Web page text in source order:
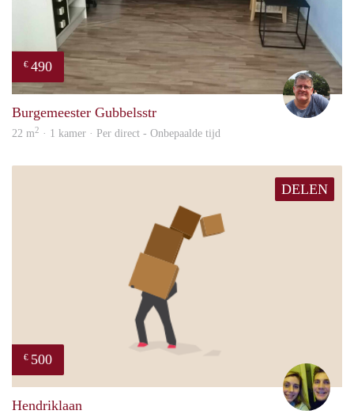
€ 490
Burgemeester Gubbelsstr
22 m2 · 1 kamer · Per direct - Onbepaalde tijd
DELEN
€ 500
Hendriklaan